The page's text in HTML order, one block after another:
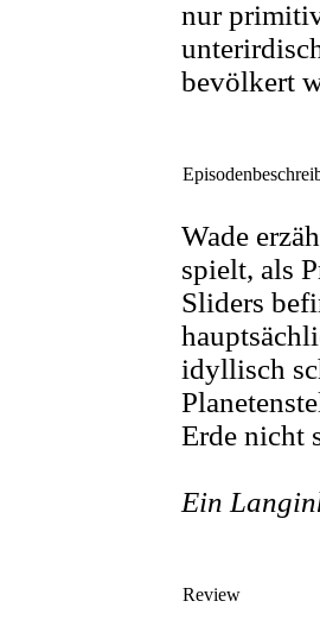
nur
bevölkert
Wade
spielt, als
Sliders
idyllisch
Erde nicht
Ein
Review